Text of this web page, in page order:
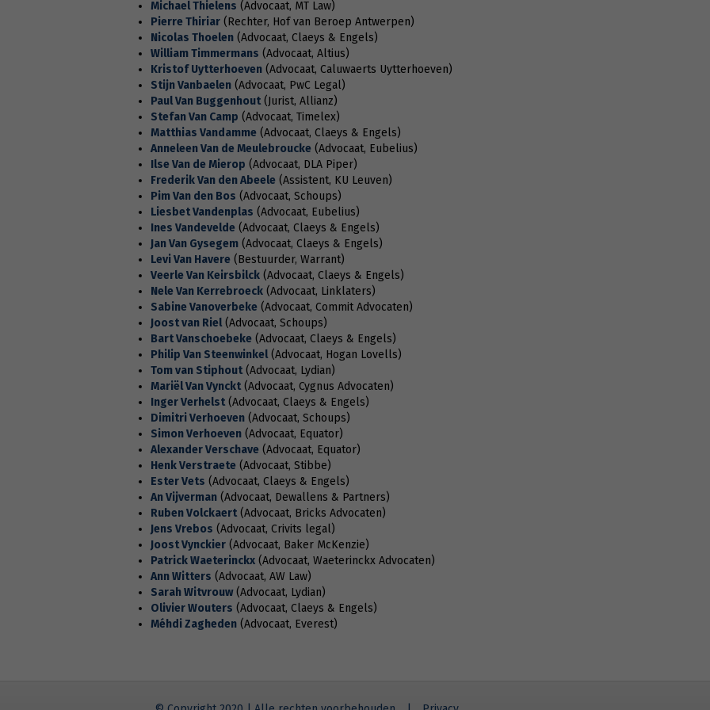
Michael Thielens (Advocaat, MT Law)
Pierre Thiriar(Rechter, Hof van Beroep Antwerpen)
Nicolas Thoelen(Advocaat, Claeys & Engels)
William Timmermans (Advocaat, Altius)
Kristof Uytterhoeven(Advocaat, Caluwaerts Uytterhoeven)
Stijn Vanbaelen(Advocaat, PwC Legal)
Paul Van Buggenhout(Jurist, Allianz)
Stefan Van Camp (Advocaat, Timelex)
Matthias Vandamme(Advocaat, Claeys & Engels)
Anneleen Van de Meulebroucke(Advocaat, Eubelius)
Ilse Van de Mierop (Advocaat, DLA Piper)
Frederik Van den Abeele(Assistent, KU Leuven)
Pim Van den Bos (Advocaat, Schoups)
Liesbet Vandenplas (Advocaat, Eubelius)
Ines Vandevelde(Advocaat, Claeys & Engels)
Jan Van Gysegem(Advocaat, Claeys & Engels)
Levi Van Havere(Bestuurder, Warrant)
Veerle Van Keirsbilck(Advocaat, Claeys & Engels)
Nele Van Kerrebroeck(Advocaat, Linklaters)
Sabine Vanoverbeke(Advocaat, Commit Advocaten)
Joost van Riel(Advocaat, Schoups)
Bart Vanschoebeke(Advocaat, Claeys & Engels)
Philip Van Steenwinkel(Advocaat, Hogan Lovells)
Tom van Stiphout(Advocaat, Lydian)
Mariël Van Vynckt(Advocaat, Cygnus Advocaten)
Inger Verhelst(Advocaat, Claeys & Engels)
Dimitri Verhoeven(Advocaat, Schoups)
Simon Verhoeven(Advocaat, Equator)
Alexander Verschave(Advocaat, Equator)
Henk Verstraete(Advocaat, Stibbe)
Ester Vets (Advocaat, Claeys & Engels)
An Vijverman(Advocaat, Dewallens & Partners)
Ruben Volckaert(Advocaat, Bricks Advocaten)
Jens Vrebos (Advocaat, Crivits legal)
Joost Vynckier(Advocaat, Baker McKenzie)
Patrick Waeterinckx(Advocaat, Waeterinckx Advocaten)
Ann Witters (Advocaat, AW Law)
Sarah Witvrouw(Advocaat, Lydian)
Olivier Wouters (Advocaat, Claeys & Engels)
Méhdi Zagheden(Advocaat, Everest)